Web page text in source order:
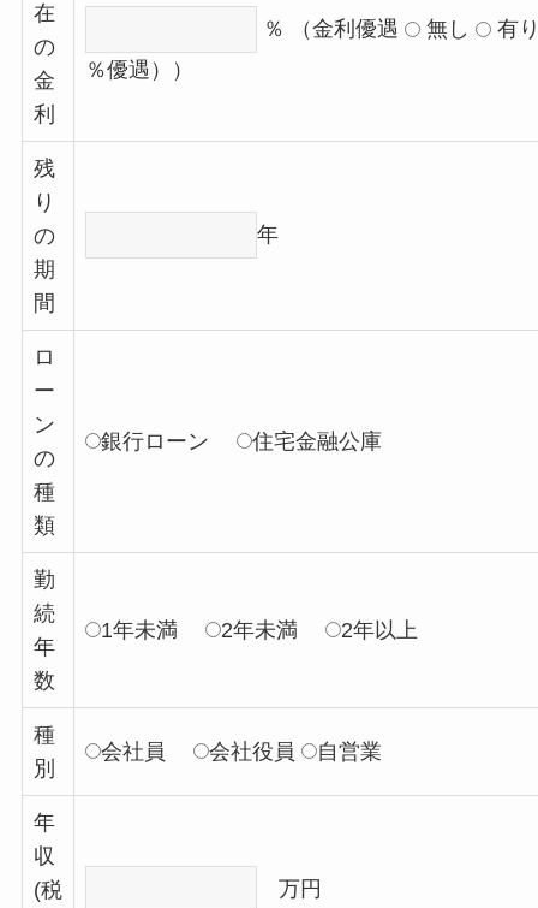
在
の
金
利
％ （金利優遇 無し
有
％優遇））
残
り
の
期
間
年
ロ
ー
ン
の
種
類
銀行ローン 住宅金融公庫
勤
続
年
数
1年未満 2年未満 2年以上
種
別
会社員 会社役員 自営業
年
収
(税
万円